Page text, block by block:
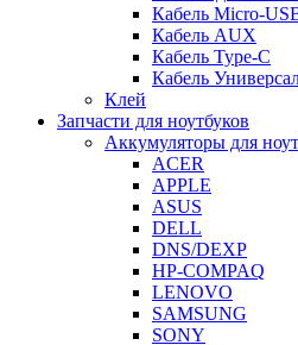
Кабель Micro-
Кабель AUX
Кабель Type-C
Кабель
Клей
Запчасти для ноутбуков
Аккумуляторы для
ACER
APPLE
ASUS
DELL
DNS/DEXP
HP-COMPAQ
LENOVO
SAMSUNG
SONY